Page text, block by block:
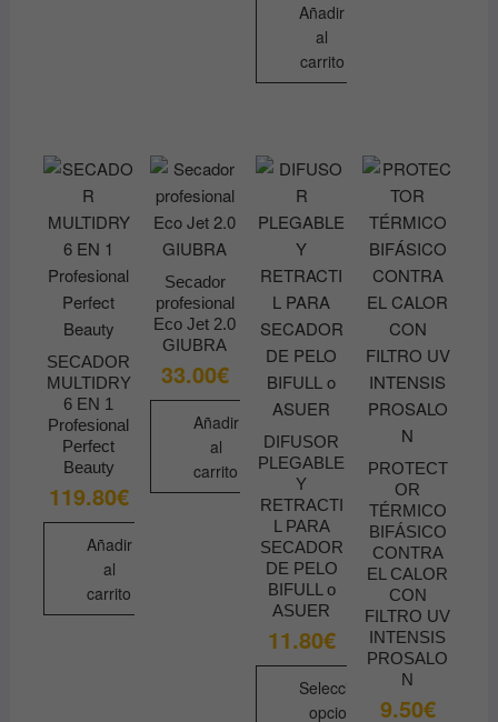
Añadir
al
carrito
SECADOR
MULTIDRY
6 EN 1
Profesional
Perfect
Beauty
119.80€
Añadir
al
carrito
Secador
profesional
Eco Jet 2.0
GIUBRA
33.00€
Añadir
al
carrito
DIFUSOR
PLEGABLE
Y
RETRACTI
L PARA
SECADOR
DE PELO
BIFULL o
ASUER
11.80€
Seleccionar
opciones
PROTECT
OR
TÉRMICO
BIFÁSICO
CONTRA
EL CALOR
CON
FILTRO UV
INTENSIS
PROSALO
N
9.50€